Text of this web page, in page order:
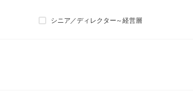
シニア／ディレクター～経営層